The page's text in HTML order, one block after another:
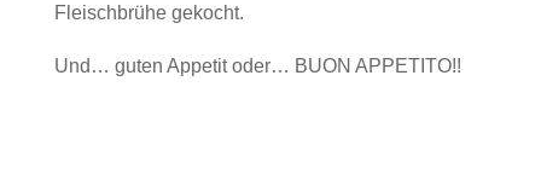
Fleischbrühe gekocht.
Und… guten Appetit oder… BUON APPETITO!!